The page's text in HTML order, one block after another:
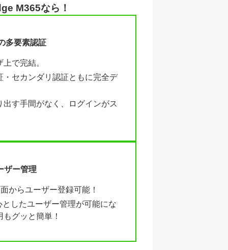
M365なら！
多要素認証
で完結。
・セカンダリ認証ともに完全デ
出す手間がなく、ログインがス
ザー管理
からユーザー登録可能！
としたユーザー管理が可能にな
グッと簡単！